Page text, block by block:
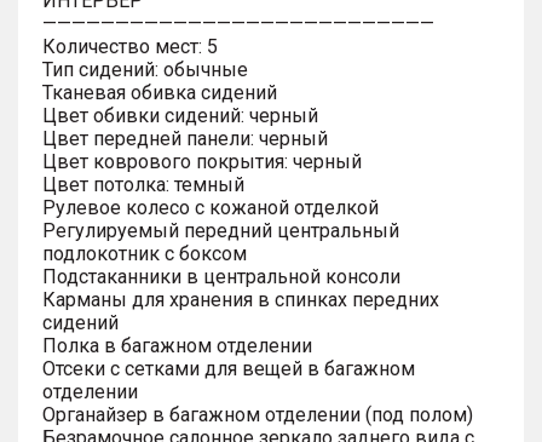
———————————————————————————
Количество мест: 5
Тип сидений: обычные
Тканевая обивка сидений
Цвет обивки сидений: черный
Цвет передней панели: черный
Цвет коврового покрытия: черный
Цвет потолка: темный
Рулевое колесо с кожаной отделкой
Регулируемый передний центральный
подлокотник с боксом
Подстаканники в центральной консоли
Карманы для хранения в спинках передних
сидений
Полка в багажном отделении
Отсеки с сетками для вещей в багажном
отделении
Органайзер в багажном отделении (под полом)
Безрамочное салонное зеркало заднего вида с